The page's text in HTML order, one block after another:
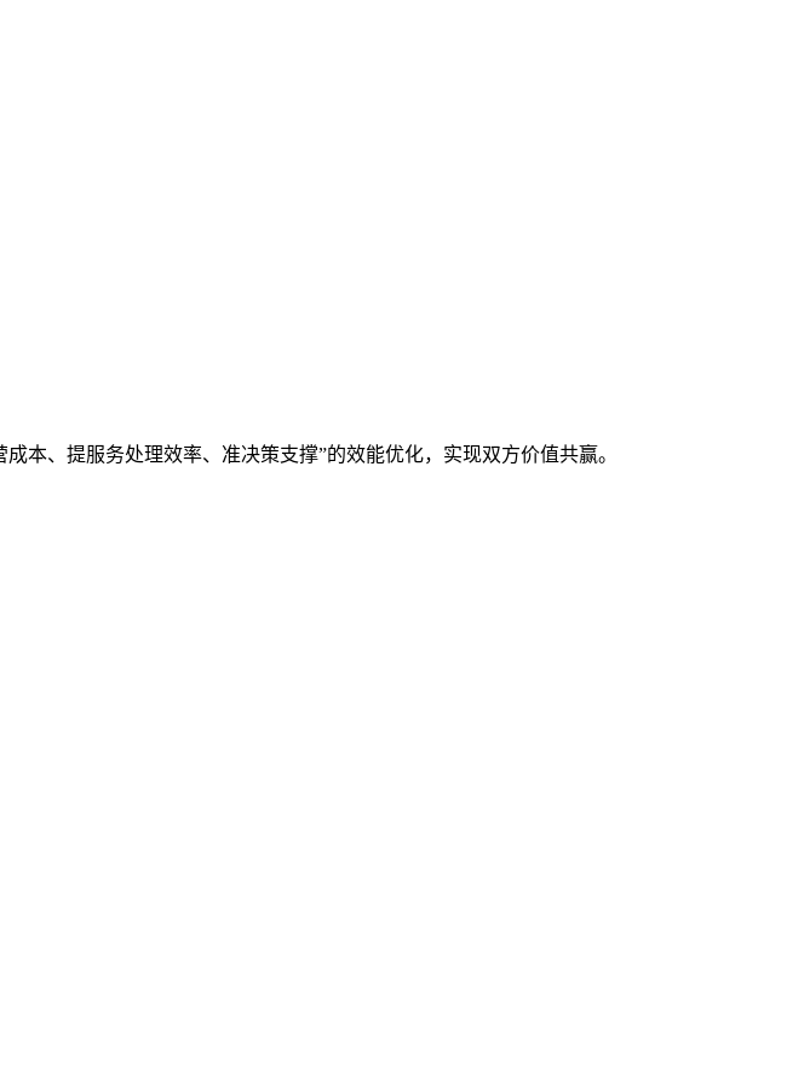
本、提服务处理效率、准决策支撑”的效能优化，实现双方价值共赢。